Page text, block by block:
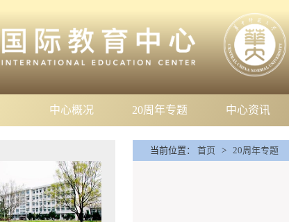
中心概况 20周年专题 中心资讯
当前位置： 首页 > 20周年专题